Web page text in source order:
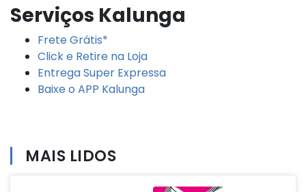
Serviços Kalunga
Frete Grátis*
Click e Retire na Loja
Entrega Super Expressa
Baixe o APP Kalunga
MAIS LIDOS